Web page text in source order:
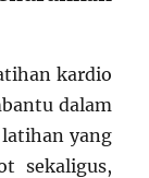
kardio
dalam
yang
sekaligus,